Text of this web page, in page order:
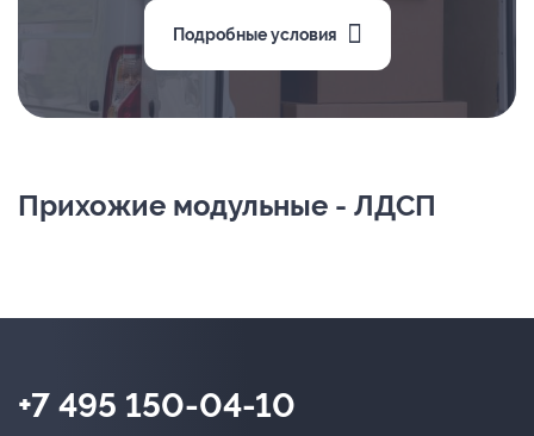
Подробные условия
Прихожие модульные - ЛДСП
+7 495 150-04-10